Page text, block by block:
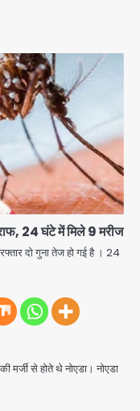
24 घंटे में मिले 9 मरीज
दो गुना तेज हो गई है । 24
मर्जी से होते थे नोएडा। नोएडा
Ranchi: छात्र
और वाटर कैनन का